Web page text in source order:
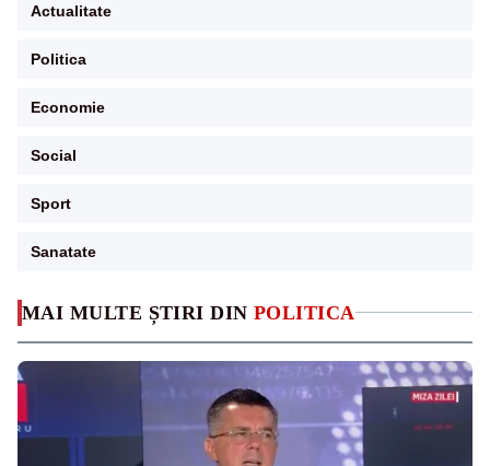
MAI MULTE ȘTIRI DIN POLITICA
Actualitate
Politica
Economie
Social
Sport
Sanatate